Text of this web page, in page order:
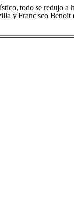
todo se redujo a
y Francisco